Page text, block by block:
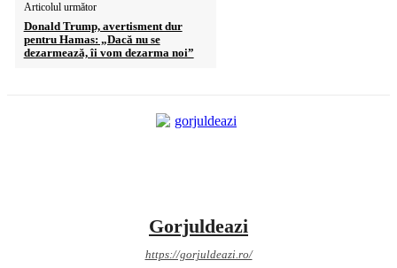
Articolul următor
Donald Trump, avertisment dur
pentru Hamas: „Dacă nu se
dezarmează, îi vom dezarma noi”
Gorjuldeazi
https://gorjuldeazi.ro/